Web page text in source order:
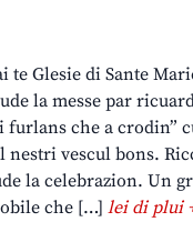
te Glesie di Sante
la messe par
furlans che a crodin”
nestri vescul bons.
la celebrazion. Un
che […]lei di plui